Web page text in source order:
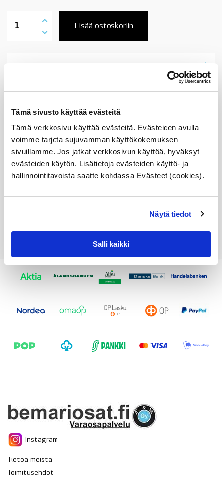
Tämä sivusto käyttää evästeitä
Tämä verkkosivu käyttää evästeitä. Evästeiden avulla
voimme tarjota sujuvamman käyttökokemuksen
sivuillamme. Jos jatkat verkkosivun käyttöä, hyväksyt
evästeiden käytön. Lisätietoja evästeiden käyttö- ja
hallinnointitavoista saatte kohdassa Evästeet (cookies).
Näytä tiedot
Salli kaikki
ABS
Lisää ostoskoriin
Vertailunumerot
Osan vertailunumerot:
34521182076
3452 1 182 076
34 52 1 182 076
Instagram
Tietoa meistä
Toimitusehdot